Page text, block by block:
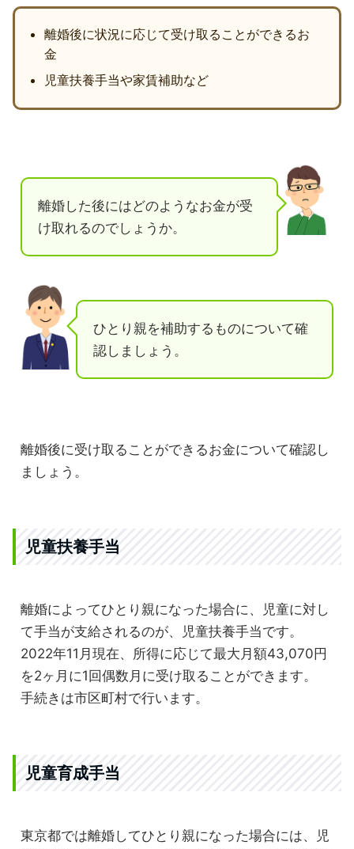
離婚後に状況に応じて受け取ることができるお
金
児童扶養手当や家賃補助など
離婚した後にはどのようなお金が受
け取れるのでしょうか。
ひとり親を補助するものについて確
認しましょう。
離婚後に受け取ることができるお金について確認し
ましょう。
児童扶養手当
離婚によってひとり親になった場合に、児童に対し
て手当が支給されるのが、児童扶養手当です。
2022年11月現在、所得に応じて最大月額43,070円
を2ヶ月に1回偶数月に受け取ることができます。
手続きは市区町村で行います。
児童育成手当
東京都では離婚してひとり親になった場合には、児